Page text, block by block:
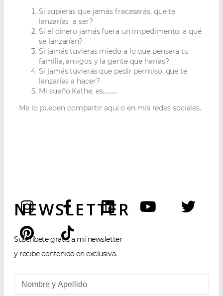
Si supieras que jamás fracasarás, que te
lanzarías a ser?
Si el dinero jamás fuera un impedimento, a qué
se lanzarían?
Si jamás tuvieras miedo a lo que pensara tu
familia, amigos y la gente que harías?
Si jamás tuvieras que pedir permiso, que te
lanzarías a hacer?
Mi sueño Kathe, es……….
Me lo pueden compartir aquí o en mis redes sociales.
NEWSLETTER
Suscríbete gratis a mi newsletter
y recibe contenido en exclusiva.